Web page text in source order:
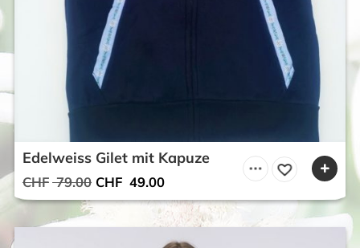
Edelweiss Gilet mit Kapuze
CHF79.00 Ursprünglicher
Preis
CHF 49.00Aktueller
Preis
ist:
CHF 49.00.